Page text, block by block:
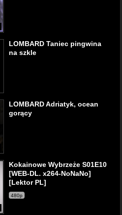
LOMBARD Taniec pingwina
na szkle
LOMBARD Adriatyk, ocean
gorący
Kokainowe Wybrzeże S01E10
[WEB-DL. x264-NoNaNo]
[Lektor PL]
480p